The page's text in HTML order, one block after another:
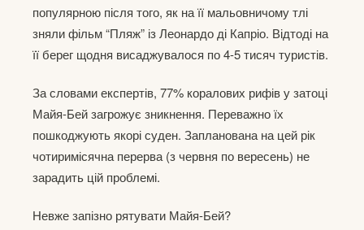
популярною після того, як на її мальовничому тлі
зняли фільм “Пляж” із Леонардо ді Капріо. Відтоді на
її берег щодня висаджувалося по 4-5 тисяч туристів.
За словами експертів, 77% коралових рифів у затоці
Майя-Бей загрожує зникнення. Переважно їх
пошкоджують якорі суден. Запланована на цей рік
чотиримісячна перерва (з червня по вересень) не
зарадить цій проблемі.
Невже запізно рятувати Майя-Бей?